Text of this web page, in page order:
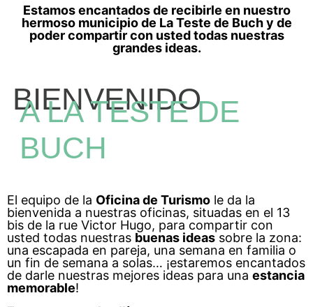
Estamos encantados de recibirle en nuestro
hermoso municipio de La Teste de Buch y de
poder compartir con usted todas nuestras
grandes ideas.
BIENVENIDO
A LA TESTE DE
BUCH
El equipo de la Oficina de Turismo le da la
bienvenida a nuestras oficinas, situadas en el 13
bis de la rue Victor Hugo, para compartir con
usted todas nuestras buenas ideas sobre la zona:
una escapada en pareja, una semana en familia o
un fin de semana a solas… ¡estaremos encantados
de darle nuestras mejores ideas para una estancia
memorable!